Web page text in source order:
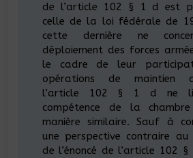
de l’article 102 § 1 d est
celle de la loi fédérale de
cette dernière ne
déploiement des forces
le cadre de leur
opérations de
l’article 102 § 1 d ne
compétence de la
manière similaire. Sauf à
une perspective contraire au
de l’énoncé de l’article 102